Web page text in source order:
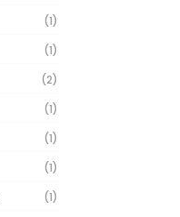
(1)
(1)
(2)
(1)
(1)
(1)
(1)